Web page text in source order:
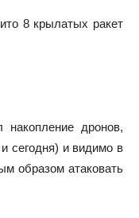
8 крылатых ракет
дронов,
сегодня) и видимо в
образом атаковать